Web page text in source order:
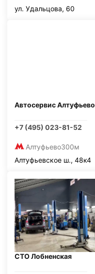
ул. Удальцова, 60
Автосервис Алтуфьево
+7 (495) 023-81-52
Алтуфьево300м
Алтуфьевское ш., 48к4
СТО Лобненская